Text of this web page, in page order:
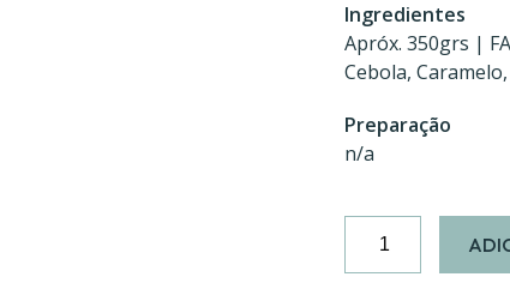
Ingredientes
Apróx. 350grs |
Cebola,
Preparação
n/a